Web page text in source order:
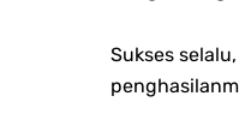
Sukses